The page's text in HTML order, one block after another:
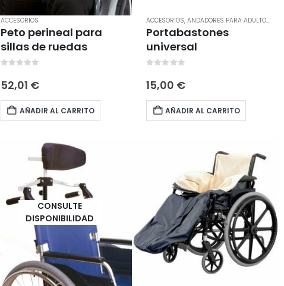
ACCESORIOS
Peto perineal para
sillas de ruedas
52,01 €
AÑADIR AL CARRITO
ACCESORIOS,ANDADORES PARA ADULTOS
Portabastones
universal
15,00 €
AÑADIR AL CARRITO
CONSULTE
DISPONIBILIDAD